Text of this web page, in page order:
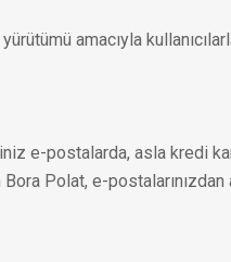
amacıyla
e-postalarda, asla kredi
Polat, e-